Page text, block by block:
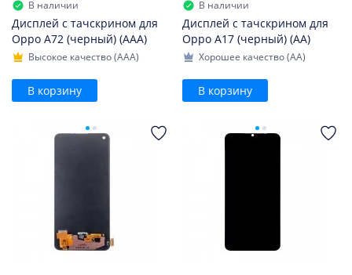
В наличии
Дисплей с тачскрином для
Oppo A72 (черный) (AAA)
Высокое качество (AAA)
В корзину
В наличии
Дисплей с тачскрином для
Oppo A17 (черный) (AA)
Хорошее качество (AA)
В корзину